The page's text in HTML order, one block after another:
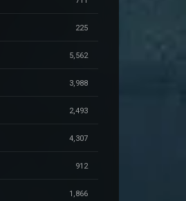
225
5,562
3,988
2,493
4,307
912
1,866